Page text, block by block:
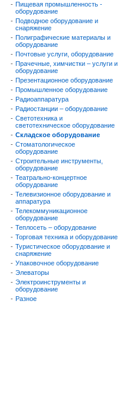
- Пищевая промышленность -
оборудование
- Подводное оборудование и
снаряжение
- Полиграфические материалы и
оборудование
- Почтовые услуги, оборудование
- Прачечные, химчистки – услуги и
оборудование
- Презентационное оборудование
- Промышленное оборудование
- Радиоаппаратура
- Радиостанции – оборудование
- Светотехника и
светотехническое оборудование
- Складское оборудование
- Стоматологическое
оборудование
- Строительные инструменты,
оборудование
- Театрально-концертное
оборудование
- Телевизионное оборудование и
аппаратура
- Телекоммуникационное
оборудование
- Теплосеть – оборудование
- Торговая техника и оборудование
- Туристическое оборудование и
снаряжение
- Упаковочное оборудование
- Элеваторы
- Электроинструменты и
оборудование
- Разное